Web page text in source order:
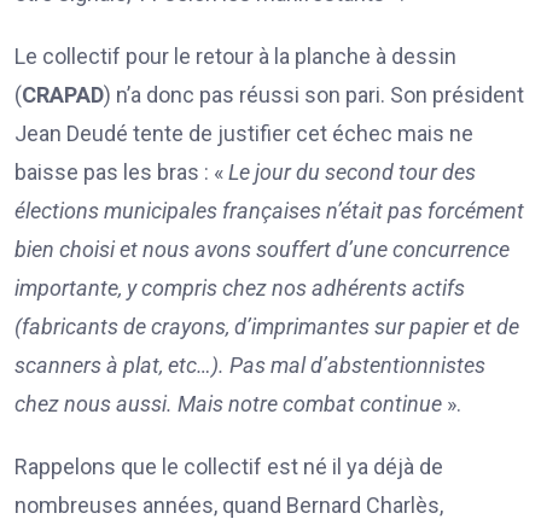
Le collectif pour le retour à la planche à dessin
(CRAPAD) n’a donc pas réussi son pari. Son président
Jean Deudé tente de justifier cet échec mais ne
baisse pas les bras : «Le jour du second tour des
élections municipales françaises n’était pas forcément
bien choisi et nous avons souffert d’une concurrence
importante, y compris chez nos adhérents actifs
(fabricants de crayons, d’imprimantes sur papier et de
scanners à plat, etc…). Pas mal d’abstentionnistes
chez nous aussi. Mais notre combat continue ».
Rappelons que le collectif est né il ya déjà de
nombreuses années, quand Bernard Charlès,